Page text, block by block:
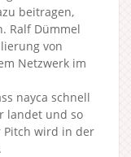
beitragen,
Ralf Dümmel
von
Netzwerk im
nayca schnell
landet und so
Pitch wird in der